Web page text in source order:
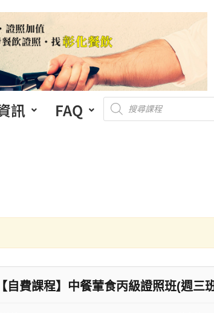
訊 FAQ
【自費課程】中餐葷食丙級證照班(週三